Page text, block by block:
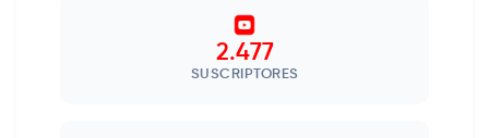
2.477
SUSCRIPTORES